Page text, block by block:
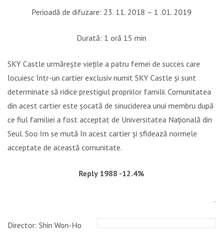
Perioadă de difuzare: 23. 11. 2018 – 1 .01. 2019
Durată: 1 oră 15 min
SKY Castle urmărește viețile a patru femei de succes care
locuiesc într-un cartier exclusiv numit SKY Castle și sunt
determinate să ridice prestigiul propriilor familii. Comunitatea
din acest cartier este șocată de sinuciderea unui membru după
ce fiul familiei a fost acceptat de Universitatea Națională din
Seul. Soo Im se mută în acest cartier și sfidează normele
acceptate de această comunitate.
Reply 1988 -12.4%
.
Director: Shin Won-Ho